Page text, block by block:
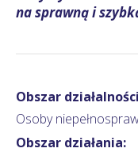
na sprawną i
Obszar
Osoby
Obszar działania: